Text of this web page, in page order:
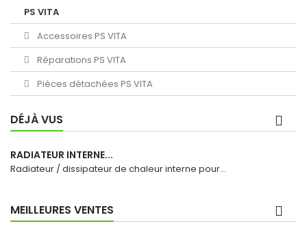
PS VITA
Accessoires PS VITA
Réparations PS VITA
Pièces détachées PS VITA
DÉJÀ VUS
RADIATEUR INTERNE...
Radiateur / dissipateur de chaleur interne pour...
MEILLEURES VENTES